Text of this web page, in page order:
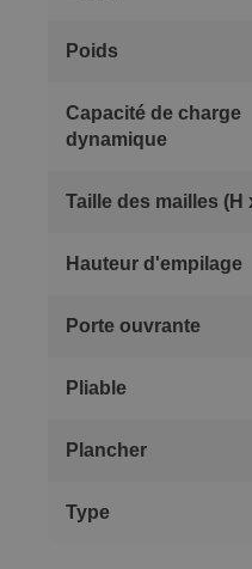
Poids
Capacité de charge
dynamique
Taille des mailles (H
Hauteur d'empilage
Porte ouvrante
Pliable
Plancher
Type